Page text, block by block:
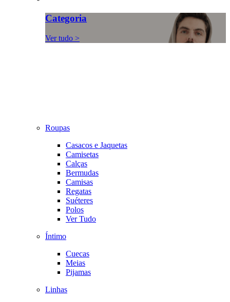
Categoria
Ver tudo >
Roupas
Casacos e Jaquetas
Camisetas
Calças
Bermudas
Camisas
Regatas
Suéteres
Polos
Ver Tudo
Íntimo
Cuecas
Meias
Pijamas
Linhas